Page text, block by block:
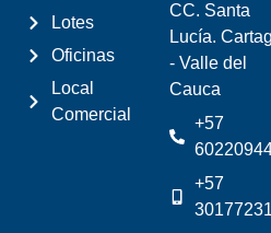
Lotes
Oficinas
Local
Comercial
CC. Santa
Lucía.
- Valle del
Cauca
+57
+57